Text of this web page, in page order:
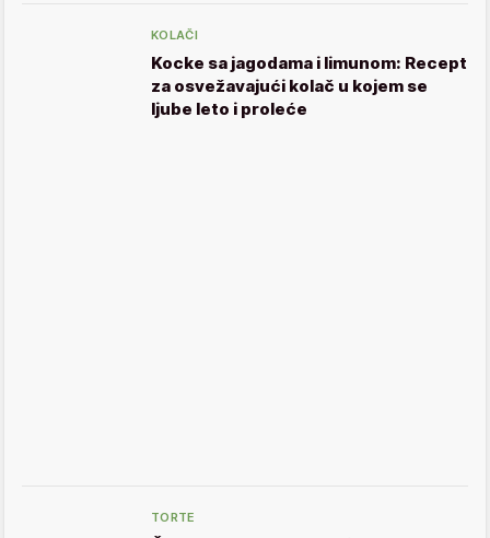
KOLAČI
Kocke sa jagodama i limunom: Recept
za osvežavajući kolač u kojem se
ljube leto i proleće
TORTE